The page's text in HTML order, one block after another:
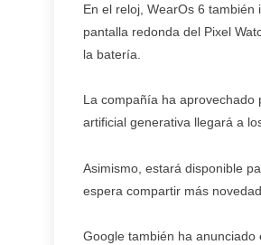
En el reloj, WearOs 6 también
pantalla redonda del Pixel
la batería.
La compañía ha aprovechado
artificial generativa llegará a
Asimismo, estará disponible
espera compartir más
Google también ha anunciado